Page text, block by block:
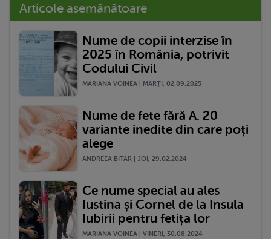
Articole asemănătoare
Nume de copii interzise în
2025 în România, potrivit
Codului Civil
MARIANA VOINEA | MARŢI, 02.09.2025
Nume de fete fără A. 20
variante inedite din care poți
alege
ANDREEA BITAR | JOI, 29.02.2024
Ce nume special au ales
Iustina și Cornel de la Insula
Iubirii pentru fetița lor
MARIANA VOINEA | VINERI, 30.08.2024